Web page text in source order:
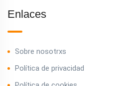
Enlaces
Sobre nosotrxs
Política de privacidad